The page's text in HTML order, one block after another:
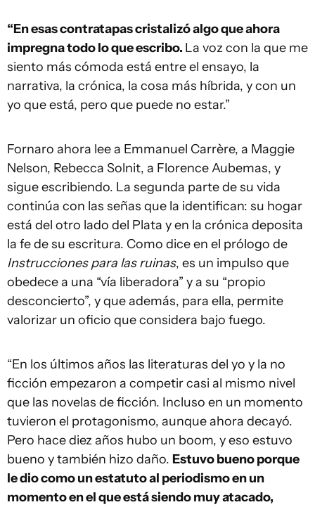
“En esas contratapas cristalizó algo que ahora
impregna todo lo que escribo. La voz con la que me
siento más cómoda está entre el ensayo, la
narrativa, la crónica, la cosa más híbrida, y con un
yo que está, pero que puede no estar.”
Fornaro ahora lee a Emmanuel Carrère, a Maggie
Nelson, Rebecca Solnit, a Florence Aubemas, y
sigue escribiendo. La segunda parte de su vida
continúa con las señas que la identifican: su hogar
está del otro lado del Plata y en la crónica deposita
la fe de su escritura. Como dice en el prólogo de
Instrucciones para las ruinas, es un impulso que
obedece a una “vía liberadora” y a su “propio
desconcierto”, y que además, para ella, permite
valorizar un oficio que considera bajo fuego.
“En los últimos años las literaturas del yo y la no
ficción empezaron a competir casi al mismo nivel
que las novelas de ficción. Incluso en un momento
tuvieron el protagonismo, aunque ahora decayó.
Pero hace diez años hubo un boom, y eso estuvo
bueno y también hizo daño. Estuvo bueno porque
le dio como un estatuto al periodismo en un
momento en el que está siendo muy atacado,